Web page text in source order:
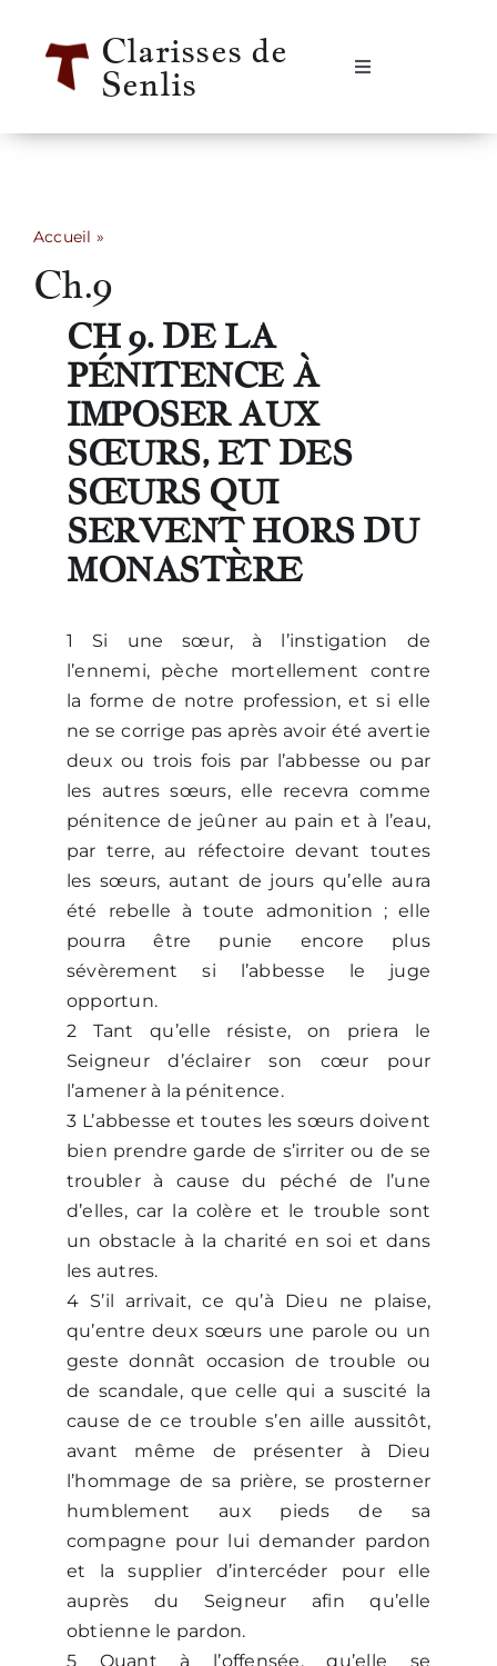
contenu
Clarisses de
Senlis
Navigation
Qui sommes-nous ?
Notre vie
Notre histoire
Informations pratiques
Nous écrire
Accueil »
Ch.9
CH 9. DE LA
PÉNITENCE À
IMPOSER AUX
SŒURS, ET DES
SŒURS QUI
SERVENT HORS DU
MONASTÈRE
1 Si une sœur, à l’instigation de
l’ennemi, pèche mortellement contre
la forme de notre profession, et si elle
ne se corrige pas après avoir été avertie
deux ou trois fois par l’abbesse ou par
les autres sœurs, elle recevra comme
pénitence de jeûner au pain et à l’eau,
par terre, au réfectoire devant toutes
les sœurs, autant de jours qu’elle aura
été rebelle à toute admonition ; elle
pourra être punie encore plus
sévèrement si l’abbesse le juge
opportun.
2 Tant qu’elle résiste, on priera le
Seigneur d’éclairer son cœur pour
l’amener à la pénitence.
3 L’abbesse et toutes les sœurs doivent
bien prendre garde de s’irriter ou de se
troubler à cause du péché de l’une
d’elles, car la colère et le trouble sont
un obstacle à la charité en soi et dans
les autres.
4 S’il arrivait, ce qu’à Dieu ne plaise,
qu’entre deux sœurs une parole ou un
geste donnât occasion de trouble ou
de scandale, que celle qui a suscité la
cause de ce trouble s’en aille aussitôt,
avant même de présenter à Dieu
l’hommage de sa prière, se prosterner
humblement aux pieds de sa
compagne pour lui demander pardon
et la supplier d’intercéder pour elle
auprès du Seigneur afin qu’elle
obtienne le pardon.
5 Quant à l’offensée, qu’elle se